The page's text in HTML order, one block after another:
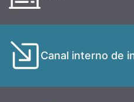
Canal interno de